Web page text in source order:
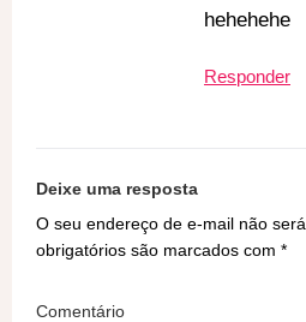
hehehehe
Responder
Deixe uma resposta
O seu endereço de e-mail não
obrigatórios são marcados com *
Comentário